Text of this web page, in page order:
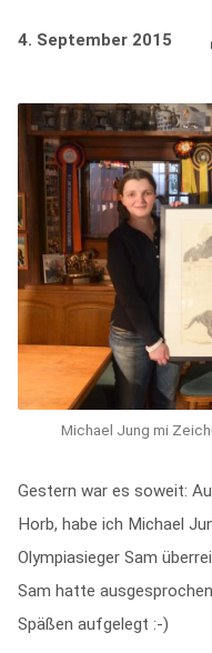
4. September 2015
Michael Jung mi
Gestern war es soweit:
Horb, habe ich Michael
Olympiasieger Sam
Sam hatte
Späßen aufgelegt :-)